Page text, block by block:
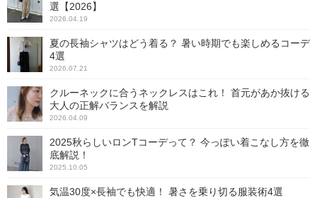
選【2026】
2026.04.19
夏の長袖シャツはどう着る？ 暑い時期でも楽しめるコーデ
4選
2026.07.21
クルーネックに合うネックレスはこれ！ 首元があか抜ける
大人の正解バランスを解説
2026.04.09
2025秋らしいロンTコーデって？ 今っぽい着こなし方を徹
底解説！
2025.10.05
気温30度×長袖でも快適！ 暑さを乗り切る服装術4選